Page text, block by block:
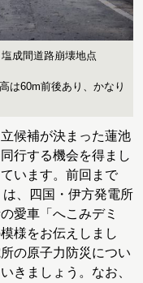
成間道路崩壊地点
は60m前後あり、かなり
候補が決まった蓮池
行する機会を得まし
います。前回まで
は、四国・伊方発電所
愛車「へこみデミ
様をお伝えしまし
の原子力防災につい
きましょう。なお、